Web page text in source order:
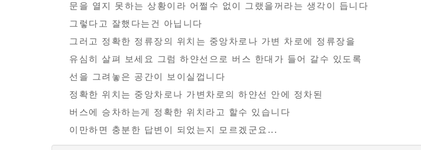
문을 열지 못하는 상황이라 어쩔수 없이 그랬을꺼라는 생각이 듭니다
그렇다고 잘했다는건 아닙니다
그러고 정확한 정류장의 위치는 중앙차로나 가변 차로에 정류장을
유심히 살펴 보세요 그럼 하얀선으로 버스 한대가 들어 갈수 있도록
선을 그려놓은 공간이 보이실껍니다
정확한 위치는 중앙차로나 가변차로의 하얀선 안에 정차된
버스에 승차하는게 정확한 위치라고 할수 있습니다
이만하면 충분한 답변이 되었는지 모르겠군요...